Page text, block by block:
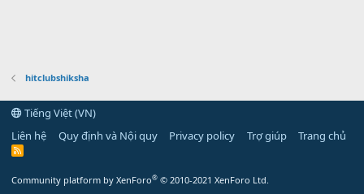
hitclubshiksha
Tiếng Việt (VN)
Liên hệ
Quy định và Nội quy Privacy policy Trợ giúp Trang chủ
R
Community platform by XenForo® © 2010-2021 XenForo Ltd.